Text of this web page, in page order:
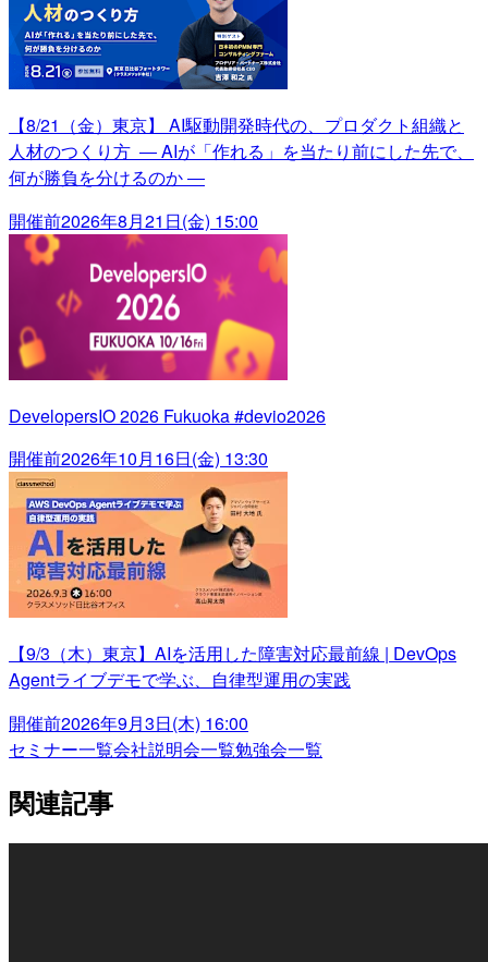
【8/21（金）東京】 AI駆動開発時代の、プロダクト組織と
人材のつくり方 ― AIが「作れる」を当たり前にした先で、
何が勝負を分けるのか ―
開催前2026年8月21日(金) 15:00
DevelopersIO 2026 Fukuoka #devio2026
開催前2026年10月16日(金) 13:30
【9/3（木）東京】AIを活用した障害対応最前線 | DevOps
Agentライブデモで学ぶ、自律型運用の実践
開催前2026年9月3日(木) 16:00
セミナー一覧会社説明会一覧勉強会一覧
関連記事